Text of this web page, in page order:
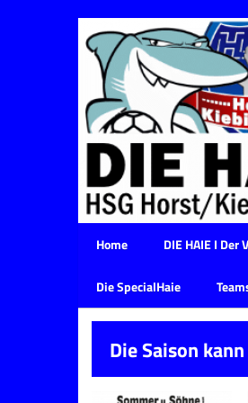
Home DIE HAIE I Der
Die SpecialHaie
Die Saison